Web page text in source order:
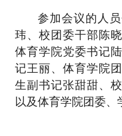
参加会议的人
玮、校团委干部陈
体育学院党委书记
记王丽、体育学院
生副书记张甜甜、
以及体育学院团委、